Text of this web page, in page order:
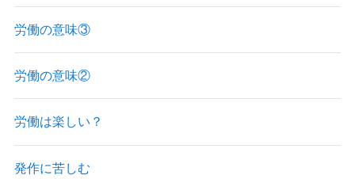
労働の意味③
労働の意味②
労働は楽しい？
発作に苦しむ